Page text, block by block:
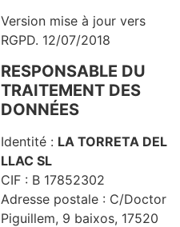
Version mise à jour vers
RGPD. 12/07/2018
RESPONSABLE DU
TRAITEMENT DES
DONNÉES
Identité : LA TORRETA DEL
LLAC SL
CIF : B 17852302
Adresse postale : C/Doctor
Piguillem, 9 baixos, 17520